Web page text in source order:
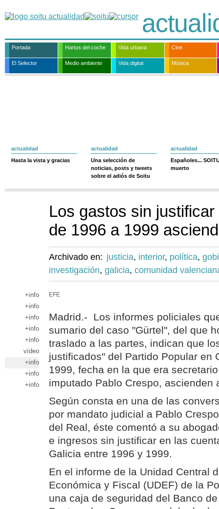
Portada Hartos del coche Vida urbana Cine
El Selector Medio ambiente Vida digital Música
actualidad
Hasta la vista y gracias
actualidad
Una selección de
noticias, posts y tweets
sobre el adiós de Soitu
actualidad
Españoles...
muerto
Los gastos sin
de 1996 a 1999
Archivado en: justicia, interior, política,
investigación, galicia, comunidad
+info
+info
+info
+info
+info
vídeo
+info
+info
+info
EFE
Madrid.- Los informes policiales
sumario del caso "Gürtel", del que
traslado a las partes, indican que
justificados" del Partido Popular en
1999, fecha en la que era
imputado Pablo Crespo, ascienden
Según consta en una de las
por mandato judicial a Pablo
del Real, éste comentó a su
e ingresos sin justificar en las
Galicia entre 1996 y 1999.
En el informe de la Unidad Central
Económica y Fiscal (UDEF) de la
una caja de seguridad del Banco